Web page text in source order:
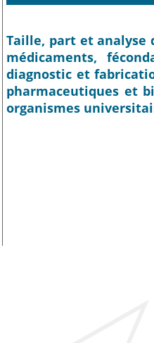
Taille, part et analyse
médicaments,
diagnostic et
pharmaceutiques et
organismes